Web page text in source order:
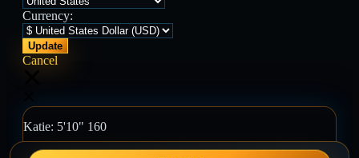
Currency:
Cancel
Katie: 5'10" 160